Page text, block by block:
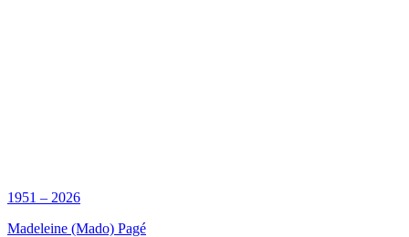
1951 – 2026
Madeleine (Mado) Pagé